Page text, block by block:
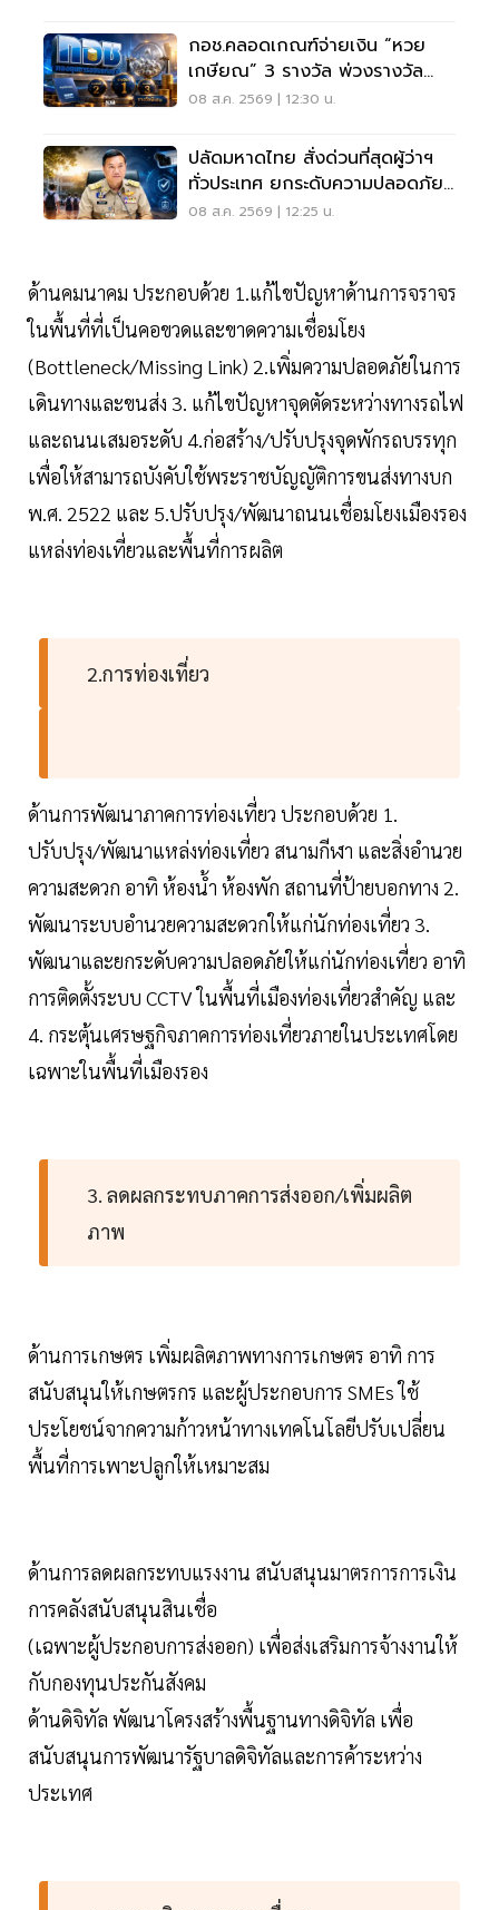
กอช.คลอดเกณฑ์จ่ายเงิน “หวย
เกษียณ” 3 รางวัล พ่วงรางวัล
พิเศษ
08 ส.ค. 2569 | 12:30 น.
ปลัดมหาดไทย สั่งด่วนที่สุดผู้ว่าฯ
ทั่วประเทศ ยกระดับความปลอดภัย
โรงเรียน
08 ส.ค. 2569 | 12:25 น.
ด้านคมนาคม ประกอบด้วย 1.แก้ไขปัญหาด้านการจราจร
ในพื้นที่ที่เป็นคอขวดและขาดความเชื่อมโยง
(Bottleneck/Missing Link) 2.เพิ่มความปลอดภัยในการ
เดินทางและขนส่ง 3. แก้ไขปัญหาจุดตัดระหว่างทางรถไฟ
และถนนเสมอระดับ 4.ก่อสร้าง/ปรับปรุงจุดพักรถบรรทุก
เพื่อให้สามารถบังคับใช้พระราชบัญญัติการขนส่งทางบก
พ.ศ. 2522 และ 5.ปรับปรุง/พัฒนาถนนเชื่อมโยงเมืองรอง
แหล่งท่องเที่ยวและพื้นที่การผลิต
2.การท่องเที่ยว
ด้านการพัฒนาภาคการท่องเที่ยว ประกอบด้วย 1.
ปรับปรุง/พัฒนาแหล่งท่องเที่ยว สนามกีฬา และสิ่งอำนวย
ความสะดวก อาทิ ห้องน้ำ ห้องพัก สถานที่ป้ายบอกทาง 2.
พัฒนาระบบอำนวยความสะดวกให้แก่นักท่องเที่ยว 3.
พัฒนาและยกระดับความปลอดภัยให้แก่นักท่องเที่ยว อาทิ
การติดตั้งระบบ CCTV ในพื้นที่เมืองท่องเที่ยวสำคัญ และ
4. กระตุ้นเศรษฐกิจภาคการท่องเที่ยวภายในประเทศโดย
เฉพาะในพื้นที่เมืองรอง
3. ลดผลกระทบภาคการส่งออก/เพิ่มผลิต
ภาพ
ด้านการเกษตร เพิ่มผลิตภาพทางการเกษตร อาทิ การ
สนับสนุนให้เกษตรกร และผู้ประกอบการ SMEs ใช้
ประโยชน์จากความก้าวหน้าทางเทคโนโลยีปรับเปลี่ยน
พื้นที่การเพาะปลูกให้เหมาะสม
ด้านการลดผลกระทบแรงงาน สนับสนุนมาตรการการเงิน
การคลังสนับสนุนสินเชื่อ
(เฉพาะผู้ประกอบการส่งออก) เพื่อส่งเสริมการจ้างงานให้
กับกองทุนประกันสังคม
ด้านดิจิทัล พัฒนาโครงสร้างพื้นฐานทางดิจิทัล เพื่อ
สนับสนุนการพัฒนารัฐบาลดิจิทัลและการค้าระหว่าง
ประเทศ